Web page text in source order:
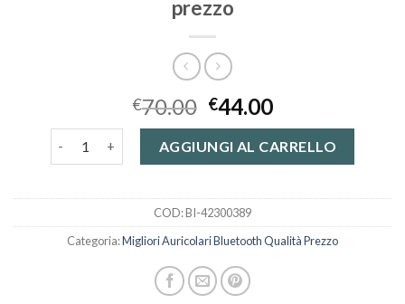
prezzo
€70.00 €44.00
AGGIUNGI AL CARRELLO
COD:BI-42300389
Categoria:Migliori Auricolari Bluetooth Qualità Prezzo